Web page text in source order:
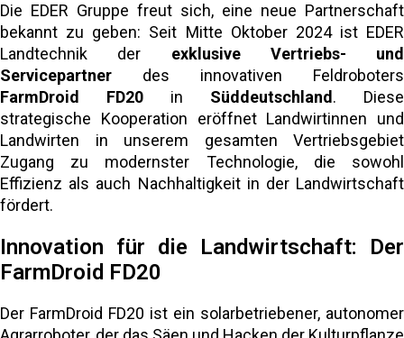
Die EDER Gruppe freut sich, eine neue Partnerschaft
bekannt zu geben: Seit Mitte Oktober 2024 ist EDER
Landtechnik der exklusive Vertriebs- und
Servicepartner des innovativen Feldroboters
FarmDroid FD20 in Süddeutschland . Diese
strategische Kooperation eröffnet Landwirtinnen und
Landwirten in unserem gesamten Vertriebsgebiet
Zugang zu modernster Technologie, die sowohl
Effizienz als auch Nachhaltigkeit in der Landwirtschaft
fördert.
Innovation für die Landwirtschaft: Der
FarmDroid FD20
Der FarmDroid FD20 ist ein solarbetriebener, autonomer